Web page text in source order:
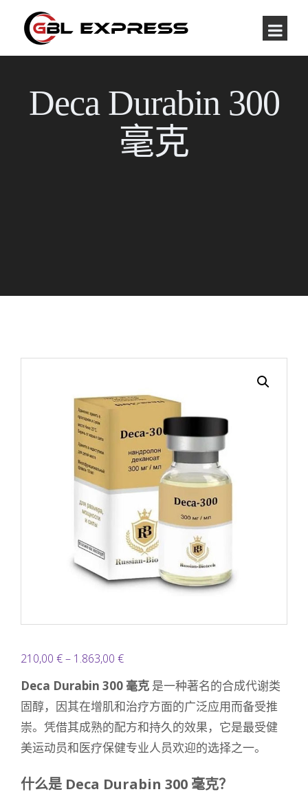
Deca Durabin 300
毫克
210,00 €– 1.863,00 €价
格
范
围：
210,00 €
1.863,00 €
Deca Durabin 300 毫克 是一种著名的合成代谢类
固醇，因其在增肌和治疗方面的广泛应用而备受推
崇。凭借其成熟的配方和持久的效果，它是最受健
美运动员和医疗保健专业人员欢迎的选择之一。
什么是 Deca Durabin 300 毫克？